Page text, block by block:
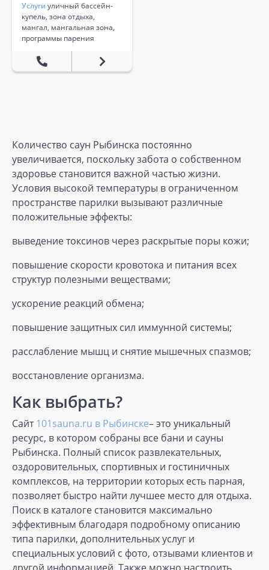
Услуги уличный бассейн-
купель, зона отдыха,
мангал, мангальная зона,
программы парения
Количество саун Рыбинска постоянно
увеличивается, поскольку забота о собственном
здоровье становится важной частью жизни.
Условия высокой температуры в ограниченном
пространстве парилки вызывают различные
положительные эффекты:
выведение токсинов через раскрытые поры кожи;
повышение скорости кровотока и питания всех
структур полезными веществами;
ускорение реакций обмена;
повышение защитных сил иммунной системы;
расслабление мышц и снятие мышечных спазмов;
восстановление организма.
Как выбрать?
Сайт101sauna.ru в Рыбинске– это уникальный
ресурс, в котором собраны все бани и сауны
Рыбинска. Полный список развлекательных,
оздоровительных, спортивных и гостиничных
комплексов, на территории которых есть парная,
позволяет быстро найти лучшее место для отдыха.
Поиск в каталоге становится максимально
эффективным благодаря подробному описанию
типа парилки, дополнительных услуг и
специальных условий с фото, отзывами клиентов и